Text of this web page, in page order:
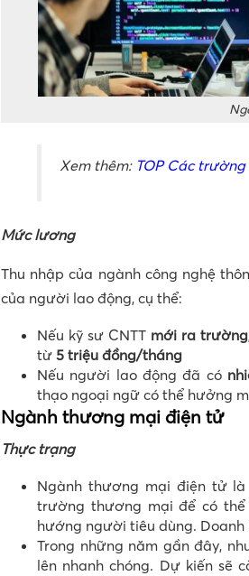
Xem thêm: TOP Các
Mức lương
Thu nhập của ngành công nghệ
của người lao động, cụ thể:
Nếu kỹ sư CNTT mới ra
từ 5 triệu đồng/tháng
Nếu người lao động đã có
thạo ngoại ngữ có thể hưởng
Ngành thương mại điện tử
Thực trạng
Ngành thương mại điện tử
trường thương mại để có thể
hướng người tiêu dùng.
Trong những năm gần đây,
lên nhanh chóng. Dự kiến sẽ